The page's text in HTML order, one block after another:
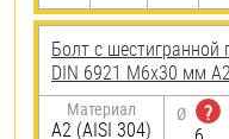
Болт с
DIN 6921 М6х30 мм
Материал
А2 (AISI 304)
Ø
?